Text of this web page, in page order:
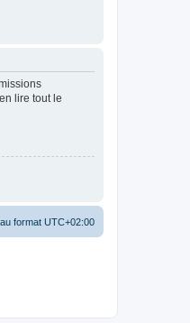
lire tout le
format UTC+02:00